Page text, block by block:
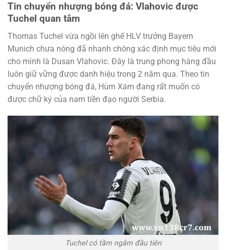
Tin chuyển nhượng bóng đá: Vlahovic được
Tuchel quan tâm
Thomas Tuchel vừa ngồi lên ghế HLV trưởng Bayern
Munich chưa nóng đã nhanh chóng xác định mục tiêu mới
cho mình là Dusan Vlahovic. Đây là trung phong hàng đầu
luôn giữ vững được danh hiệu trong 2 năm qua. Theo tin
chuyển nhượng bóng đá, Hùm Xám đang rất muốn có
được chữ ký của nam tiền đạo người Serbia.
Tuchel có tầm ngắm đầu tiên